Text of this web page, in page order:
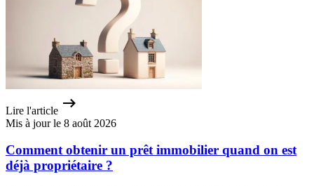
Lire l'article
Mis à jour le 8 août 2026
Comment obtenir un prêt immobilier quand on est
déjà propriétaire ?